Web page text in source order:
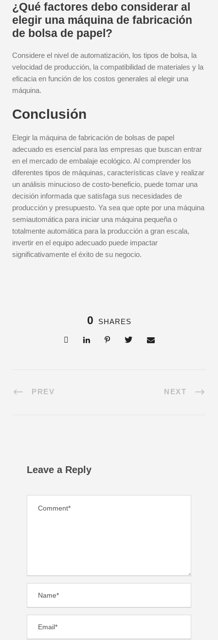
¿Qué factores debo considerar al
elegir una máquina de fabricación
de bolsa de papel?
Considere el nivel de automatización, los tipos de bolsa, la
velocidad de producción, la compatibilidad de materiales y la
eficacia en función de los costos generales al elegir una
máquina.
Conclusión
Elegir la máquina de fabricación de bolsas de papel
adecuado es esencial para las empresas que buscan entrar
en el mercado de embalaje ecológico. Al comprender los
diferentes tipos de máquinas, características clave y realizar
un análisis minucioso de costo-beneficio, puede tomar una
decisión informada que satisfaga sus necesidades de
producción y presupuesto. Ya sea que opte por una máquina
semiautomática para iniciar una máquina pequeña o
totalmente automática para la producción a gran escala,
invertir en el equipo adecuado puede impactar
significativamente el éxito de su negocio.
0 SHARES
PREV NEXT
Leave a Reply